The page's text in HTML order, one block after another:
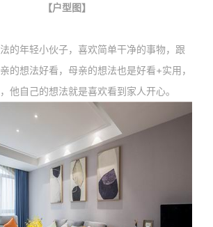
【户型图】
年轻小伙子，喜欢简单干净的事物，跟
的想法好看，母亲的想法也是好看+实用，
他自己的想法就是喜欢看到家人开心。